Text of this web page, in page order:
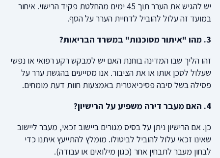
יש להגיש את הערר תוך 45 ימים מהחלטת פקיד הרישוי. איחור
במועד זה עלול להוביל לדחיית הערר על הסף.
3. מהו "איתור מסוכנות" במשרד הבריאות?
זהו הליך שבו המדינה בוחנת האם יש למבקש רקע רפואי או נפשי
שעלול לסכן אותו או את הציבור. אנו מסייעים בהגשת ערר על
פסילה בשל סיבה פסיכיאטרית באמצעות חוות דעת מומחים.
4. האם מעבר דירה משפיע על הרישיון?
כן. אם הרישיון ניתן על בסיס מגורים ביישוב זכאי, מעבר ליישוב
שאינו זכאי עלול להוביל לביטולו. מומלץ להתייעץ איתנו כדי
לבחון מעבר לתבחין אחר (כגון מילואים או עבודה).